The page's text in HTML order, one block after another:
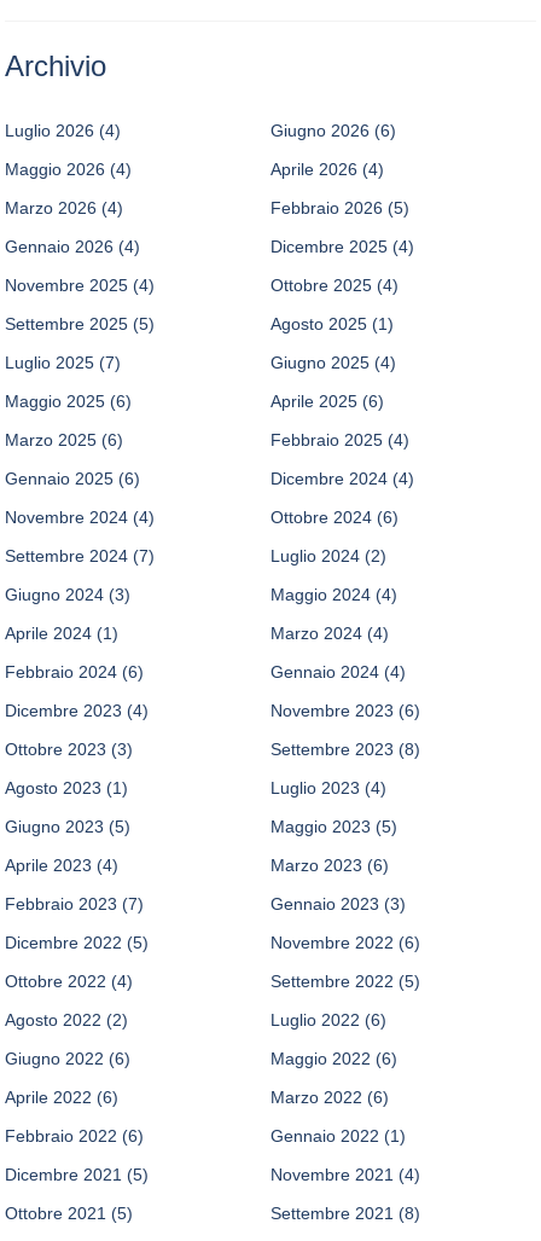
Archivio
Luglio 2026 (4) Giugno 2026 (6)
Maggio 2026 (4) Aprile 2026 (4)
Marzo 2026 (4) Febbraio 2026 (5)
Gennaio 2026 (4) Dicembre 2025 (4)
Novembre 2025 (4) Ottobre 2025 (4)
Settembre 2025 (5) Agosto 2025 (1)
Luglio 2025 (7) Giugno 2025 (4)
Maggio 2025 (6) Aprile 2025 (6)
Marzo 2025 (6) Febbraio 2025 (4)
Gennaio 2025 (6) Dicembre 2024 (4)
Novembre 2024 (4) Ottobre 2024 (6)
Settembre 2024 (7) Luglio 2024 (2)
Giugno 2024 (3) Maggio 2024 (4)
Aprile 2024 (1) Marzo 2024 (4)
Febbraio 2024 (6) Gennaio 2024 (4)
Dicembre 2023 (4) Novembre 2023 (6)
Ottobre 2023 (3) Settembre 2023 (8)
Agosto 2023 (1) Luglio 2023 (4)
Giugno 2023 (5) Maggio 2023 (5)
Aprile 2023 (4) Marzo 2023 (6)
Febbraio 2023 (7) Gennaio 2023 (3)
Dicembre 2022 (5) Novembre 2022 (6)
Ottobre 2022 (4) Settembre 2022 (5)
Agosto 2022 (2) Luglio 2022 (6)
Giugno 2022 (6) Maggio 2022 (6)
Aprile 2022 (6) Marzo 2022 (6)
Febbraio 2022 (6) Gennaio 2022 (1)
Dicembre 2021 (5) Novembre 2021 (4)
Ottobre 2021 (5) Settembre 2021 (8)